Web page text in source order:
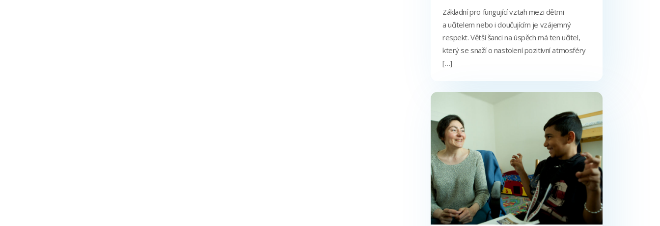
Základní pro fungující vztah mezi dětmi
a učitelem nebo i doučujícím je vzájemný
respekt. Větší šanci na úspěch má ten učitel,
který se snaží o nastolení pozitivní atmosféry
[…]